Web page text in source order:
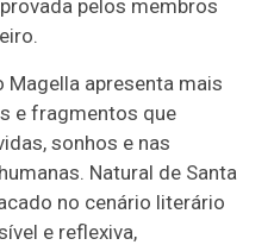
pelos membros
Magella apresenta mais
e fragmentos que
sonhos e nas
Natural de Santa
no cenário literário
e reflexiva,